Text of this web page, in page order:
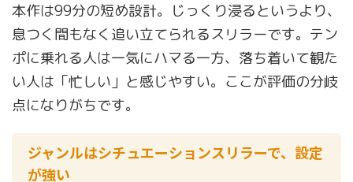
本作は99分の短め設計。じっくり浸るというより、
息つく間もなく追い立てられるスリラーです。テン
ポに乗れる人は一気にハマる一方、落ち着いて観た
い人は「忙しい」と感じやすい。ここが評価の分岐
点になりがちです。
ジャンルはシチュエーションスリラーで、設定
が強い